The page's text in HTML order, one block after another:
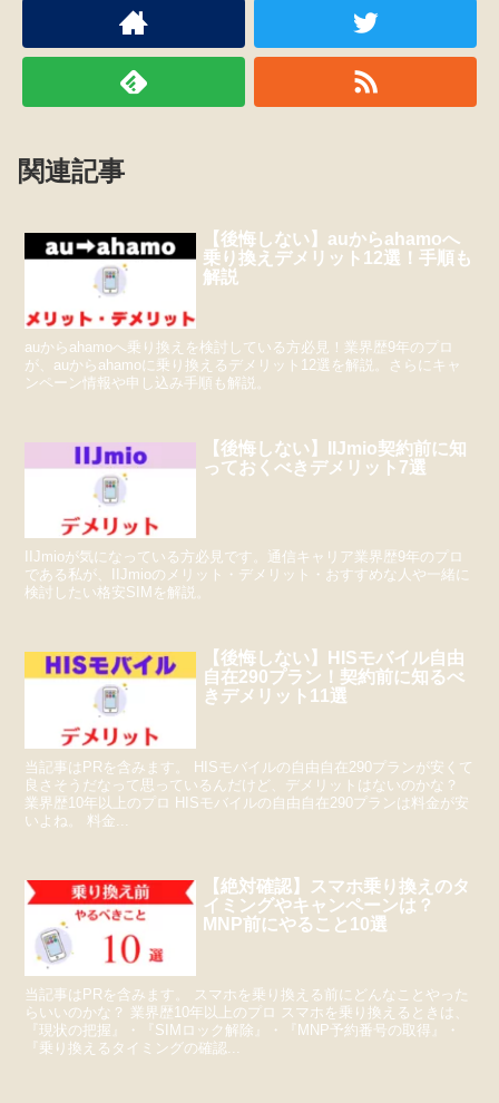
関連記事
【後悔しない】auからahamoへ
乗り換えデメリット12選！手順も
解説
auからahamoへ乗り換えを検討している方必見！業界歴9年のプロ
が、auからahamoに乗り換えるデメリット12選を解説。さらにキャ
ンペーン情報や申し込み手順も解説。
【後悔しない】IIJmio契約前に知
っておくべきデメリット7選
IIJmioが気になっている方必見です。通信キャリア業界歴9年のプロ
である私が、IIJmioのメリット・デメリット・おすすめな人や一緒に
検討したい格安SIMを解説。
【後悔しない】HISモバイル自由
自在290プラン！契約前に知るべ
きデメリット11選
当記事はPRを含みます。 HISモバイルの自由自在290プランが安くて
良さそうだなって思っているんだけど、デメリットはないのかな？
業界歴10年以上のプロ HISモバイルの自由自在290プランは料金が安
いよね。 料金...
【絶対確認】スマホ乗り換えのタ
イミングやキャンペーンは？
MNP前にやること10選
当記事はPRを含みます。 スマホを乗り換える前にどんなことやった
らいいのかな？ 業界歴10年以上のプロ スマホを乗り換えるときは、
『現状の把握』・『SIMロック解除』・『MNP予約番号の取得』・
『乗り換えるタイミングの確認...